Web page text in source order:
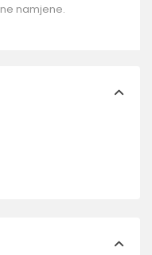
namjene.